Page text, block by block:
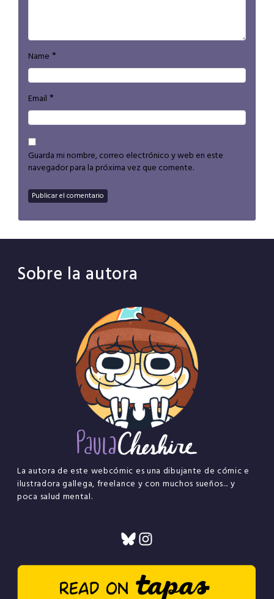
Name *
Email *
Guarda mi nombre, correo electrónico y web en este
navegador para la próxima vez que comente.
Sobre la autora
La autora de este webcómic es una dibujante de cómic e
ilustradora gallega, freelance y con muchos sueños... y
poca salud mental.
BlueskyInstagram